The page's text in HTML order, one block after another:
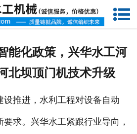
网站首页
能化政策，兴华水工河
北坝顶门机技术升级
推进，水利工程对设备自动
求。兴华水工紧跟行业导向，